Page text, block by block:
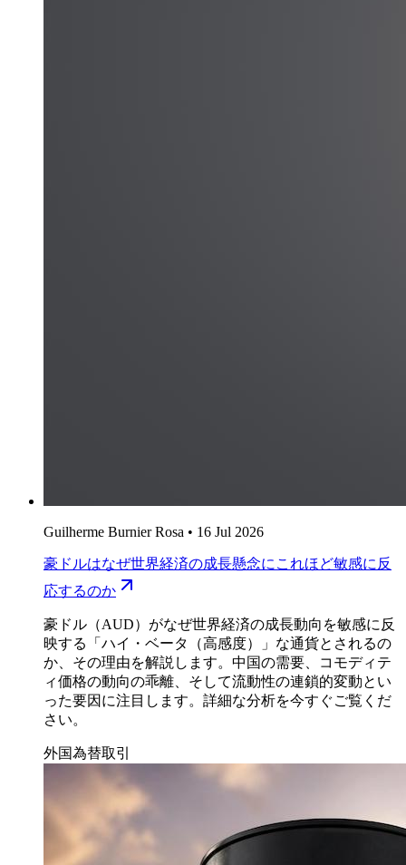
Guilherme Burnier Rosa • 16 Jul 2026
豪ドルはなぜ世界経済の成長懸念にこれほど敏感に反
応するのか
豪ドル（AUD）がなぜ世界経済の成長動向を敏感に反
映する「ハイ・ベータ（高感度）」な通貨とされるの
か、その理由を解説します。中国の需要、コモディテ
ィ価格の動向の乖離、そして流動性の連鎖的変動とい
った要因に注目します。詳細な分析を今すぐご覧くだ
さい。
外国為替取引